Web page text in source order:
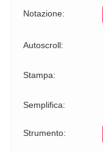
Notazione:
Autoscroll:
Stampa:
Semplifica:
Strumento: